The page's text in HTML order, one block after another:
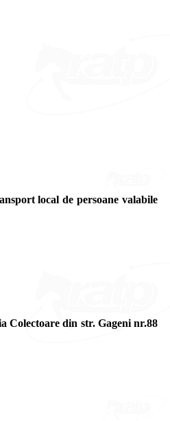
local de persoane valabile
Colectoare din str. Gageni nr.88